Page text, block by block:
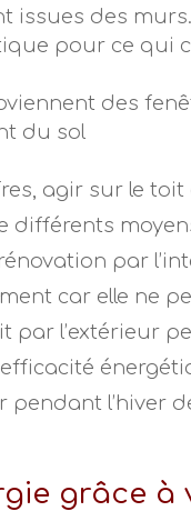
issues des murs.
pour ce qui
des
du sol
agir sur le
différents
par
car elle ne
par l’extérieur
pendant l’hiver
grâce